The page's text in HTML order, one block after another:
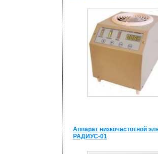
Аппарат низкочастотной
РАДИУС-01